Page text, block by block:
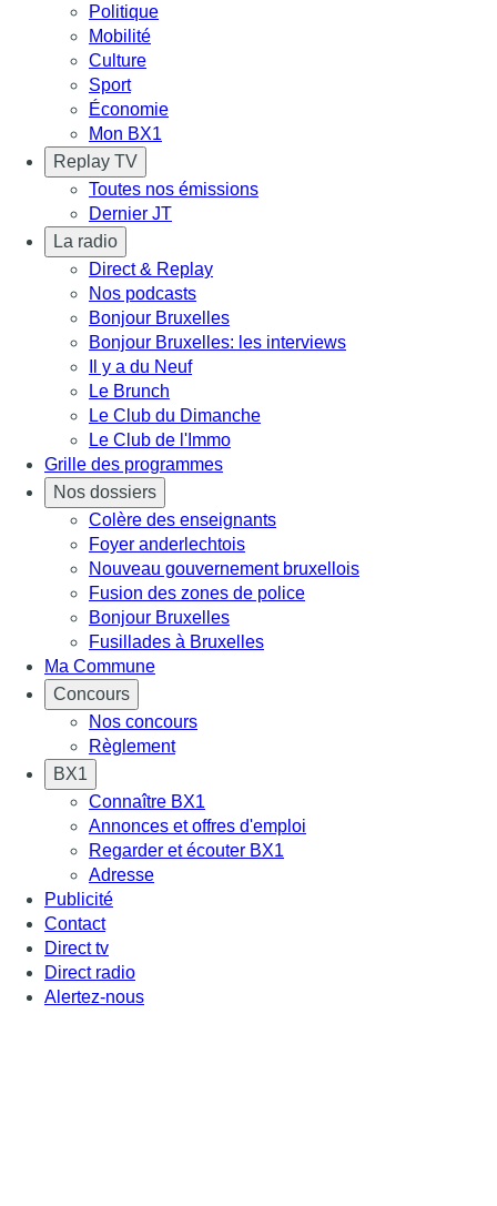
Politique
Mobilité
Culture
Sport
Économie
Mon BX1
Replay TV
Toutes nos émissions
Dernier JT
La radio
Direct & Replay
Nos podcasts
Bonjour Bruxelles
Bonjour Bruxelles: les interviews
Il y a du Neuf
Le Brunch
Le Club du Dimanche
Le Club de l'Immo
Grille des programmes
Nos dossiers
Colère des enseignants
Foyer anderlechtois
Nouveau gouvernement bruxellois
Fusion des zones de police
Bonjour Bruxelles
Fusillades à Bruxelles
Ma Commune
Concours
Nos concours
Règlement
BX1
Connaître BX1
Annonces et offres d'emploi
Regarder et écouter BX1
Adresse
Publicité
Contact
Direct tv
Direct radio
Alertez-nous